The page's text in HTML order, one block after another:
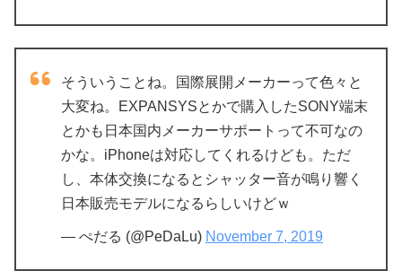
そういうことね。国際展開メーカーって色々と
大変ね。EXPANSYSとかで購入したSONY端末
とかも日本国内メーカーサポートって不可なの
かな。iPhoneは対応してくれるけども。ただ
し、本体交換になるとシャッター音が鳴り響く
日本販売モデルになるらしいけどｗ
— ぺだる (@PeDaLu) November 7, 2019